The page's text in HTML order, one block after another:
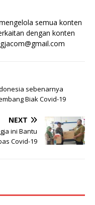
semua konten
dengan konten
sebenarnya
Biak Covid-19
NEXT
ini Bantu
Covid-19